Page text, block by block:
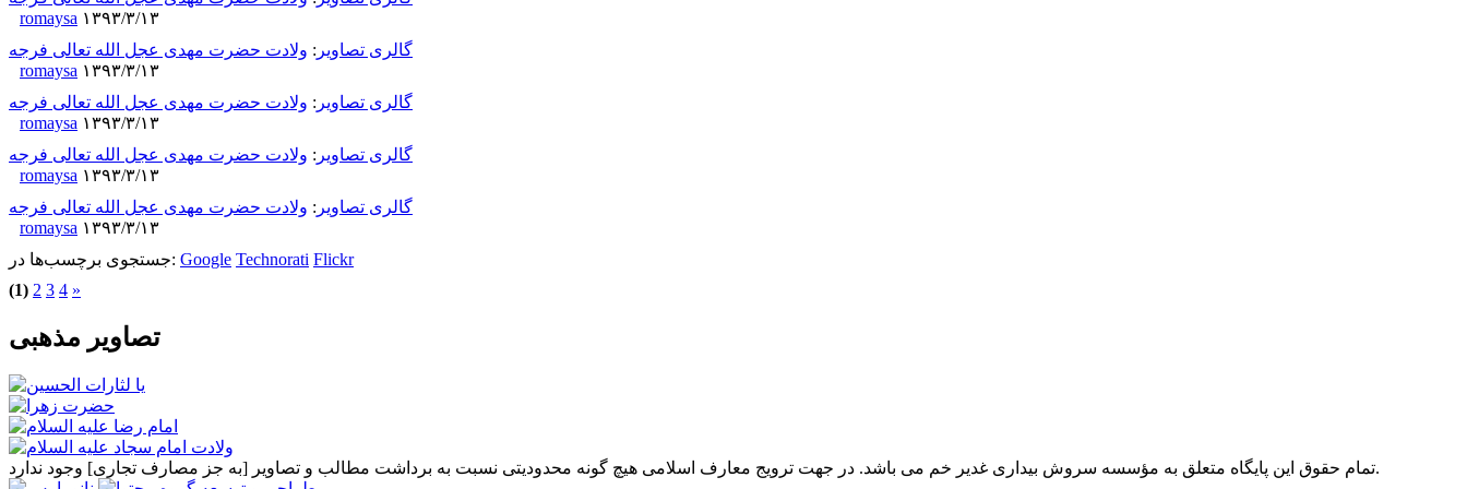
romaysa ۱۳۹۳/۳/۱۳
گالری تصاویر : ولادت حضرت مهدی عجل الله تعالی فرجه
romaysa ۱۳۹۳/۳/۱۳
گالری تصاویر : ولادت حضرت مهدی عجل الله تعالی فرجه
romaysa ۱۳۹۳/۳/۱۳
گالری تصاویر : ولادت حضرت مهدی عجل الله تعالی فرجه
romaysa ۱۳۹۳/۳/۱۳
گالری تصاویر : ولادت حضرت مهدی عجل الله تعالی فرجه
romaysa ۱۳۹۳/۳/۱۳
جستجوی برچسب‌ها در: Google Technorati Flickr
(1) 2 3 4 »
تصاویر مذهبی
تمام حقوق این پایگاه متعلق به مؤسسه سروش بیداری غدیر خم می باشد. در جهت ترویج معارف اسلامی هیچ گونه محدودیتی نسبت به برداشت مطالب و تصاویر [به جز مصارف تجاری] وجود ندارد.